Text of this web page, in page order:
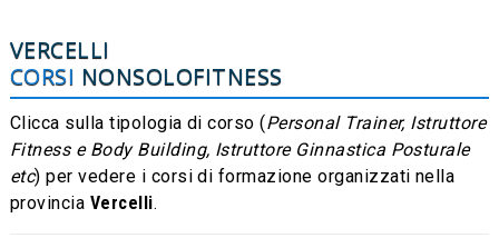
VERCELLI
CORSI NONSOLOFITNESS
Clicca sulla tipologia di corso (Personal Trainer, Istruttore
Fitness e Body Building, Istruttore Ginnastica Posturale
etc) per vedere i corsi di formazione organizzati nella
provincia Vercelli.